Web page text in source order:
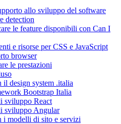
allo sviluppo del software
detection
le feature disponibili con Can I
e risorse per CSS e JavaScript
browser
le prestazioni
il design system .italia
Bootstrap Italia
sviluppo React
sviluppo Angular
i modelli di sito e servizi